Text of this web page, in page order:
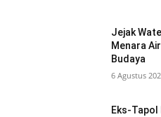
Jejak
Menara
Budaya
6 Agustus
Eks-Tapol